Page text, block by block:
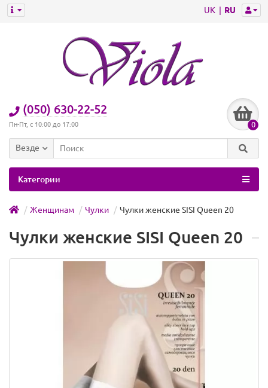
UK RU
(050) 630-22-52
Пн-Пт, с 10:00 до 17:00 0
Везде
Категории
Женщинам Чулки Чулки женские SISI Queen 20
Чулки женские SISI Queen 20